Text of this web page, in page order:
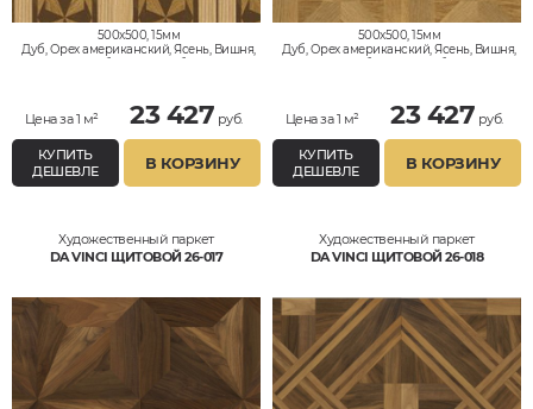
500x500, 15мм
Дуб, Орех американский, Ясень, Вишня,
Цена за 1 м² 23 427 руб.
КУПИТЬ
ДЕШЕВЛЕ
В КОРЗИНУ
500x500, 15мм
Дуб, Орех американский, Ясень, Вишня,
Цена за 1 м² 23 427 руб.
КУПИТЬ
ДЕШЕВЛЕ
В КОРЗИНУ
Художественный паркет
DA VINCI ЩИТОВОЙ 26-017
Художественный паркет
DA VINCI ЩИТОВОЙ 26-018